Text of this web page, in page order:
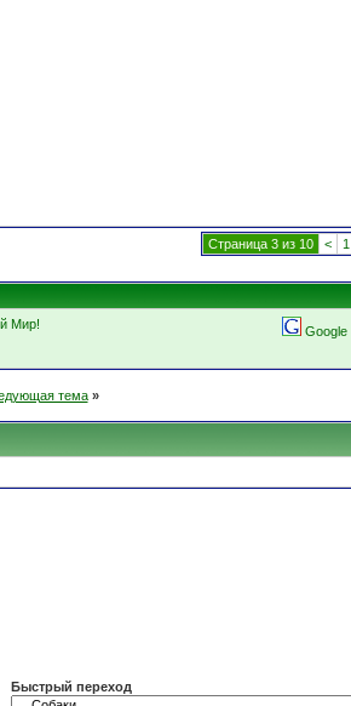
Страница 3 из 10 < 1
Мир!
Google
тема »
Быстрый переход